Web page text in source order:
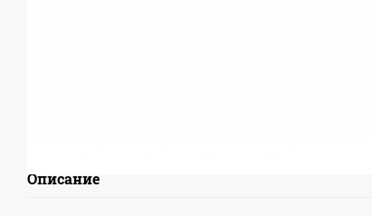
Описание